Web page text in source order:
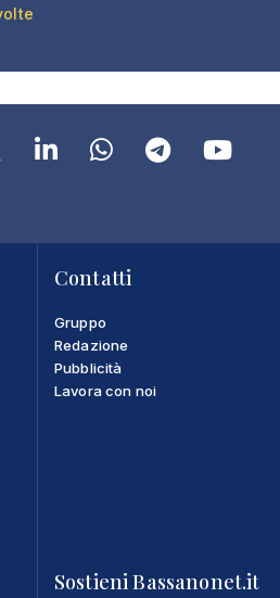
Contatti
Gruppo
Redazione
Pubblicità
Lavora con noi
Sostieni Bassanonet.it